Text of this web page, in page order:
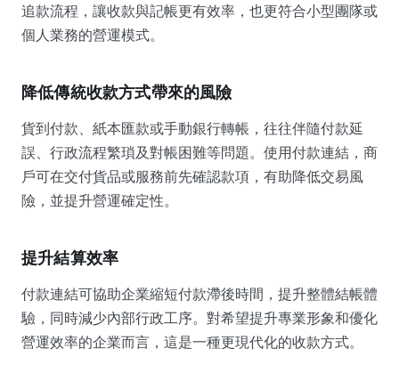
追款流程，讓收款與記帳更有效率，也更符合小型團隊或
個人業務的營運模式。
降低傳統收款方式帶來的風險
貨到付款、紙本匯款或手動銀行轉帳，往往伴隨付款延
誤、行政流程繁瑣及對帳困難等問題。使用付款連結，商
戶可在交付貨品或服務前先確認款項，有助降低交易風
險，並提升營運確定性。
提升結算效率
付款連結可協助企業縮短付款滯後時間，提升整體結帳體
驗，同時減少內部行政工序。對希望提升專業形象和優化
營運效率的企業而言，這是一種更現代化的收款方式。